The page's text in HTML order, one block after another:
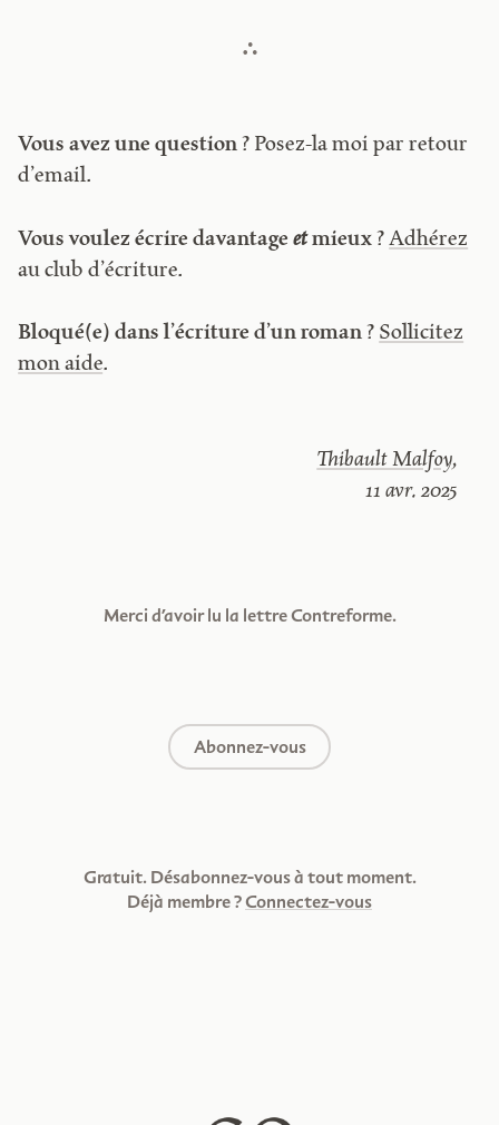
Vous avez une question ? Posez-la moi par retour
d’email.
Vous voulez écrire davantageetmieux ?Adhérez
au club d’écriture.
Bloqué(e) dans l’écriture d’un roman ? Sollicitez
mon aide.
Thibault Malfoy,
11 avr. 2025
Merci d’avoir lu la lettre Contreforme.
Abonnez-vous
Gratuit. Désabonnez-vous à tout moment.
Déjà membre ?Connectez-vous